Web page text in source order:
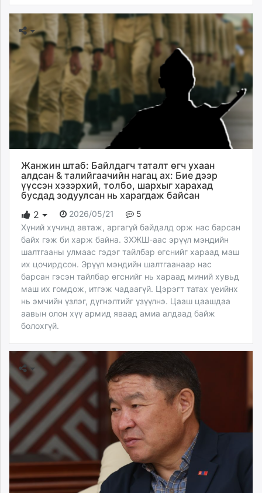
Жанжин штаб: Байлдагч таталт өгч ухаан
алдсан & талийгаачийн нагац ах: Бие дээр
үүссэн хэзэрхий, толбо, шархыг харахад
бусдад зодуулсан нь харагдаж байсан
2
2026/05/21
5
Хүний хүчинд автаж, аргагүй байдалд орж нас барсан
байх гэж би харж байна. ЗХЖШ-аас эрүүл мэндийн
шалтгааны улмаас гэдэг тайлбар өгснийг хараад маш
их цочирдсон. Эрүүл мэндийн шалтгаанаар нас
барсан гэсэн тайлбар өгснийг нь хараад миний хувьд
маш их гомдож, итгэж чадаагүй. Цэрэгт татах үеийнх
нь эмчийн үзлэг, дүгнэлтийг үзүүлнэ. Цааш цаашдаа
аавын олон хүү армид яваад амиа алдаад байж
болохгүй.